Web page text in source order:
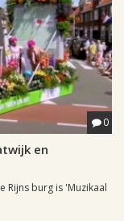
0
en
Rijns burg is 'Muzikaal